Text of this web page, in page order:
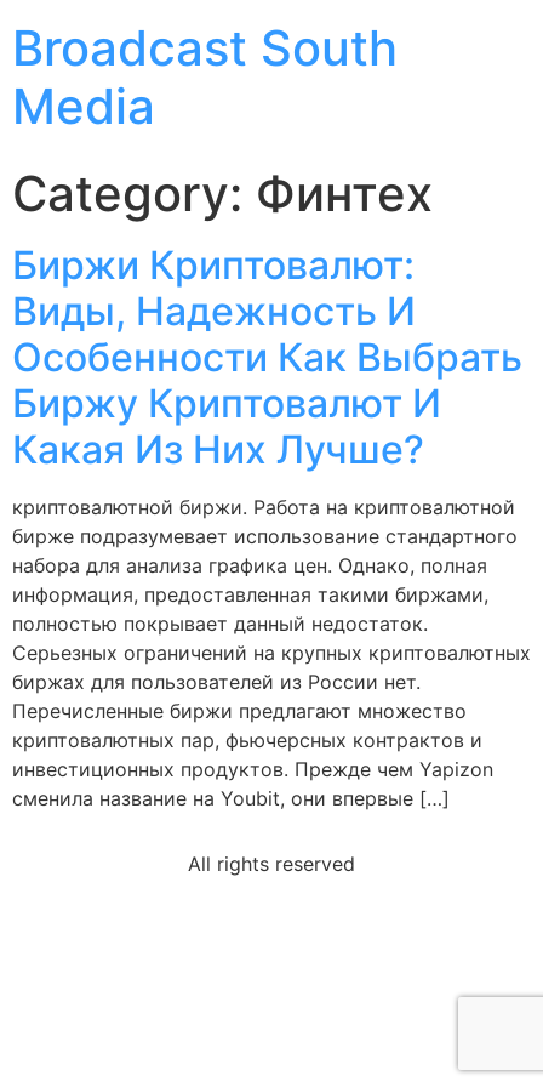
Broadcast South
Media
Category: Финтех
Биржи Криптовалют:
Виды, Надежность И
Особенности Как Выбрать
Биржу Криптовалют И
Какая Из Них Лучше?
криптовалютной биржи. Работа на криптовалютной
бирже подразумевает использование стандартного
набора для анализа графика цен. Однако, полная
информация, предоставленная такими биржами,
полностью покрывает данный недостаток.
Серьезных ограничений на крупных криптовалютных
биржах для пользователей из России нет.
Перечисленные биржи предлагают множество
криптовалютных пар, фьючерсных контрактов и
инвестиционных продуктов. Прежде чем Yapizon
сменила название на Youbit, они впервые […]
All rights reserved